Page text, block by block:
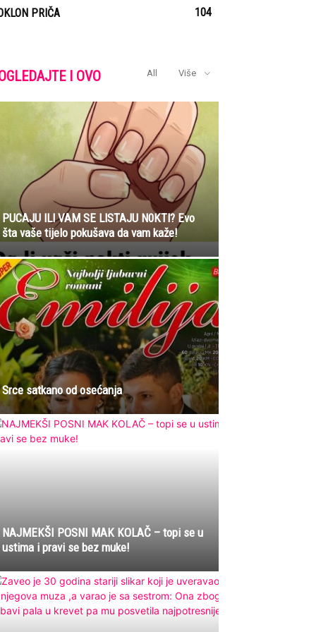
PRIČA 104
I OVO All Više
PUCAJU lLl VAM SE LlSTAJU N0KTl? Evo
šta vaše tijelo pokušava da vam kaže!
Srce satkano od osećanja
NAJMEKŠI POSNI MAK KOLAČ – topi se u
ustima i pravi se bez muke!